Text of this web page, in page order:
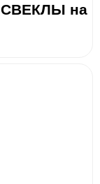
СВЕКЛЫ на